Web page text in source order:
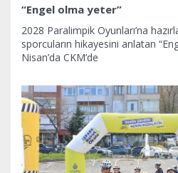
“Engel olma yeter”
2028 Paralimpik Oyunları’na
sporcuların hikayesini anlatan
Nisan’da CKM’de